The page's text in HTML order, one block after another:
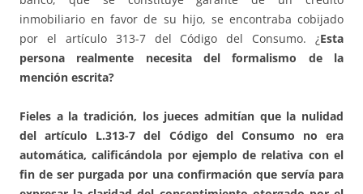
inmobiliario en favor de su hijo, se encontraba cobijado
por el artículo 313-7 del Código del Consumo. ¿Esta
persona realmente necesita del formalismo de la
mención escrita?
Fieles a la tradición, los jueces admitían que la nulidad
del artículo L.313-7 del Código del Consumo no era
automática, calificándola por ejemplo de relativa con el
fin de ser purgada por una confirmación que servía para